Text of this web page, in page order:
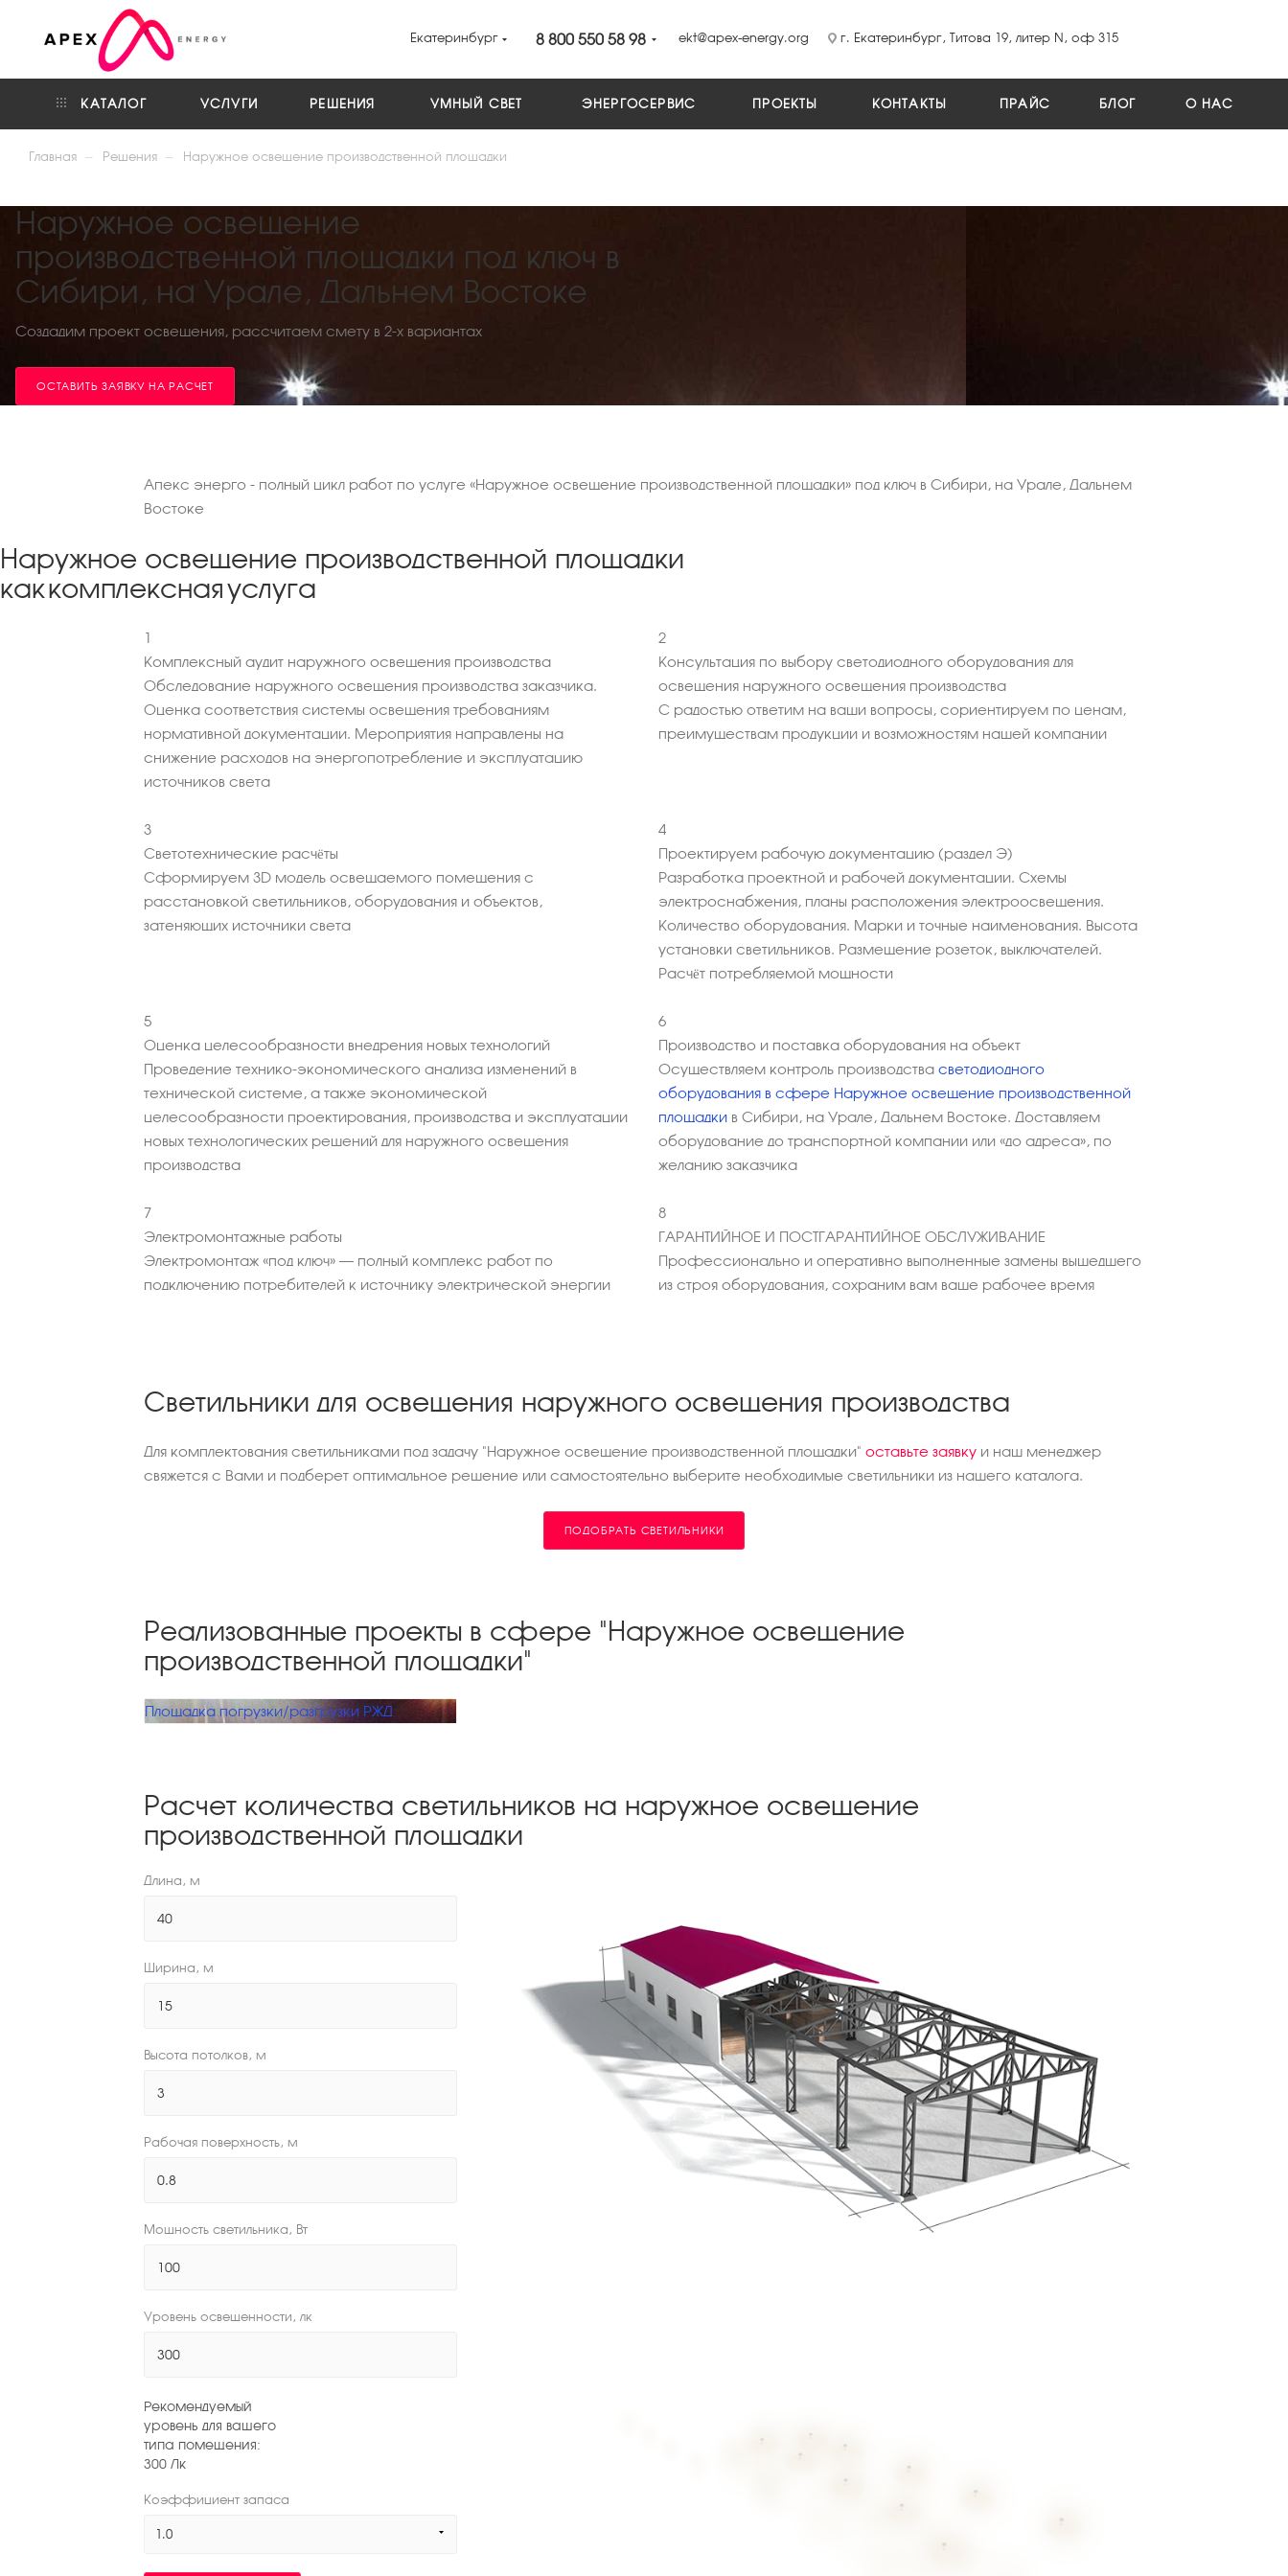
Екатеринбург 8 800 550 58 98 ekt@apex-energy.org г. Екатеринбург, Титова 19, литер N, оф 315
КАТАЛОГ УСЛУГИ РЕШЕНИЯ УМНЫЙ СВЕТ ЭНЕРГОСЕРВИС ПРОЕКТЫ КОНТАКТЫ ПРАЙС БЛОГ О НАС
Главная — Решения — Наружное освещение производственной площадки
Наружное освещение
производственной площадки под ключ в
Сибири, на Урале, Дальнем Востоке
Создадим проект освещения, рассчитаем смету в 2-х вариантах
ОСТАВИТЬ ЗАЯВКУ НА РАСЧЕТ
Апекс энерго - полный цикл работ по услуге «Наружное освещение производственной площадки» под ключ в Сибири, на Урале, Дальнем
Востоке
Наружное освещение производственной площадки
как комплексная услуга
1
Комплексный аудит наружного освещения производства
Обследование наружного освещения производства заказчика.
Оценка соответствия системы освещения требованиям
нормативной документации. Мероприятия направлены на
снижение расходов на энергопотребление и эксплуатацию
источников света
2
Консультация по выбору светодиодного оборудования для
освещения наружного освещения производства
С радостью ответим на ваши вопросы, сориентируем по ценам,
преимуществам продукции и возможностям нашей компании
3
Светотехнические расчёты
Сформируем 3D модель освещаемого помещения с
расстановкой светильников, оборудования и объектов,
затеняющих источники света
4
Проектируем рабочую документацию (раздел Э)
Разработка проектной и рабочей документации. Схемы
электроснабжения, планы расположения электроосвещения.
Количество оборудования. Марки и точные наименования. Высота
установки светильников. Размещение розеток, выключателей.
Расчёт потребляемой мощности
5
Оценка целесообразности внедрения новых технологий
Проведение технико-экономического анализа изменений в
технической системе, а также экономической
целесообразности проектирования, производства и эксплуатации
новых технологических решений для наружного освещения
производства
6
Производство и поставка оборудования на объект
Осуществляем контроль производства светодиодного
оборудования в сфере Наружное освещение производственной
площадки в Сибири, на Урале, Дальнем Востоке. Доставляем
оборудование до транспортной компании или «до адреса», по
желанию заказчика
7
Электромонтажные работы
Электромонтаж «под ключ» – полный комплекс работ по
подключению потребителей к источнику электрической энергии
8
ГАРАНТИЙНОЕ И ПОСТГАРАНТИЙНОЕ ОБСЛУЖИВАНИЕ
Профессионально и оперативно выполненные замены вышедшего
из строя оборудования, сохраним вам ваше рабочее время
Светильники для освещения наружного освещения производства
Для комплектования светильниками под задачу "Наружное освещение производственной площадки" оставьте заявку и наш менеджер
свяжется с Вами и подберет оптимальное решение или самостоятельно выберите необходимые светильники из нашего каталога.
ПОДОБРАТЬ СВЕТИЛЬНИКИ
Реализованные проекты в сфере "Наружное освещение
производственной площадки"
Площадка погрузки/разгрузки РЖД
Расчет количества светильников на наружное освещение
производственной площадки
Длина, м
Ширина, м
Высота потолков, м
Рабочая поверхность, м
Мощность светильника, Вт
Уровень освещенности, лк
Рекомендуемый
уровень для вашего
типа помещения:
300 Лк
Коэффициент запаса
1.0